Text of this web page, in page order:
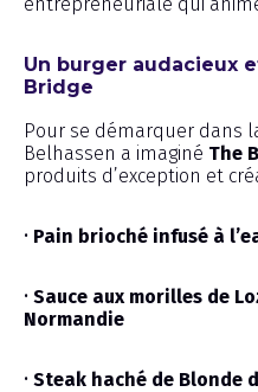
Un burger audacieux
Bridge
Pour se démarquer dans
Belhassen a imaginé The
produits d’exception et
• Pain brioché infusé à
• Sauce aux morilles de
Normandie
• Steak haché de Blonde